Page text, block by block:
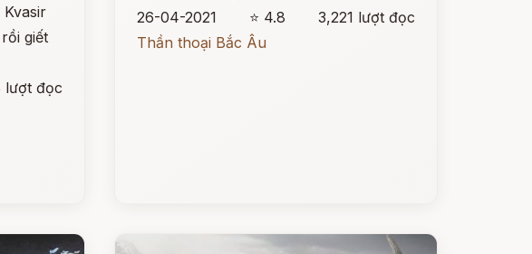
giết
lượt đọc
26-04-2021
⭐ 4.8
3,221 lượt đọc
Thần thoại Bắc Âu